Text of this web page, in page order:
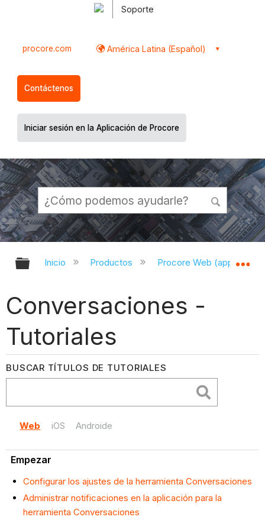
Soporte
procore.com América Latina (Español)
Contáctenos
Iniciar sesión en la Aplicación de Procore
Expandir/contraer jerarquía global
Inicio Productos Procore Web
Conversaciones -
Tutoriales
BUSCAR TÍTULOS DE TUTORIALES
Web iOS Androide
Empezar
Configurar los ajustes de la herramienta Conversaciones
Administrar notificaciones en la aplicación para la
herramienta Conversaciones